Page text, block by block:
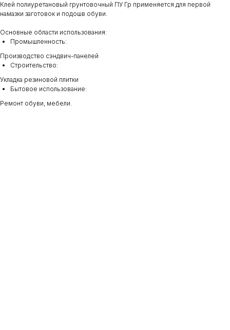
Клей полиуретановый грунтовочный ПУ Гр применяется для первой
намазки заготовок и подошв обуви.
Основные области использования:
Промышленность:
Производство сэндвич-панелей
Строительство:
Укладка резиновой плитки
Бытовое использование:
Ремонт обуви, мебели.